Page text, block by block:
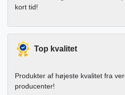
kort tid!
Top kvalitet
Produkter af højeste kvalitet fra
producenter!